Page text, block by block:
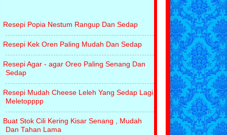
Waktu Mustajab Untuk Menasihati Anak
Menang Giveaway 3rd Anniversary Dari
Sabah
Keywords Melampau Yang Dicari
Sifat Ego Merosakan Diri
Berjaya Miliki Pemangang Ajaib
Pencerobohan Di Lahad Datu
Resepi Chicken Chop Yang Paling
Bulan Singkat
Resepi Popia Nestum Rangup Dan Sedap
Resepi Kek Oren Paling Mudah Dan Sedap
Resepi Agar - agar Oreo Paling Senang Dan
Sedap
Resepi Mudah Cheese Leleh Yang Sedap Lagi
Meletopppp
Buat Stok Cili Kering Kisar Senang , Mudah
Dan Tahan Lama